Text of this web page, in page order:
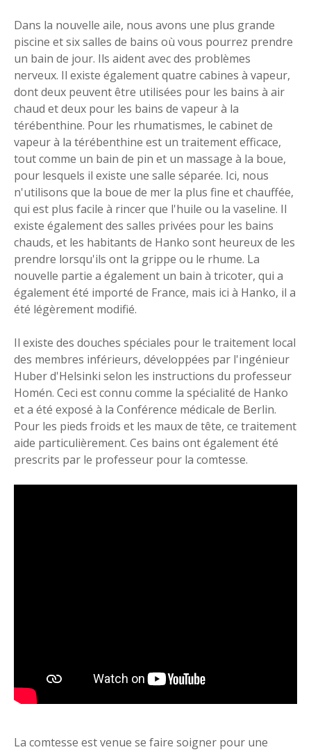
Dans la nouvelle aile, nous avons une plus grande
piscine et six salles de bains où vous pourrez prendre
un bain de jour. Ils aident avec des problèmes
nerveux. Il existe également quatre cabines à vapeur,
dont deux peuvent être utilisées pour les bains à air
chaud et deux pour les bains de vapeur à la
térébenthine. Pour les rhumatismes, le cabinet de
vapeur à la térébenthine est un traitement efficace,
tout comme un bain de pin et un massage à la boue,
pour lesquels il existe une salle séparée. Ici, nous
n'utilisons que la boue de mer la plus fine et chauffée,
qui est plus facile à rincer que l'huile ou la vaseline. Il
existe également des salles privées pour les bains
chauds, et les habitants de Hanko sont heureux de les
prendre lorsqu'ils ont la grippe ou le rhume. La
nouvelle partie a également un bain à tricoter, qui a
également été importé de France, mais ici à Hanko, il a
été légèrement modifié.
Il existe des douches spéciales pour le traitement local
des membres inférieurs, développées par l'ingénieur
Huber d'Helsinki selon les instructions du professeur
Homén. Ceci est connu comme la spécialité de Hanko
et a été exposé à la Conférence médicale de Berlin.
Pour les pieds froids et les maux de tête, ce traitement
aide particulièrement. Ces bains ont également été
prescrits par le professeur pour la comtesse.
La comtesse est venue se faire soigner pour une